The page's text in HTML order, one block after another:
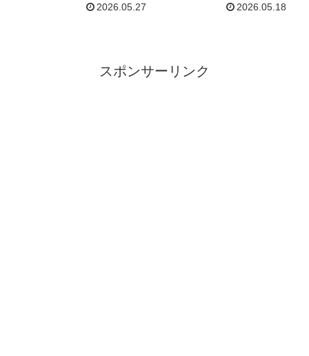
2026.05.27
ぶヒロインは誰だ!?
2026.05.18
スポンサーリンク